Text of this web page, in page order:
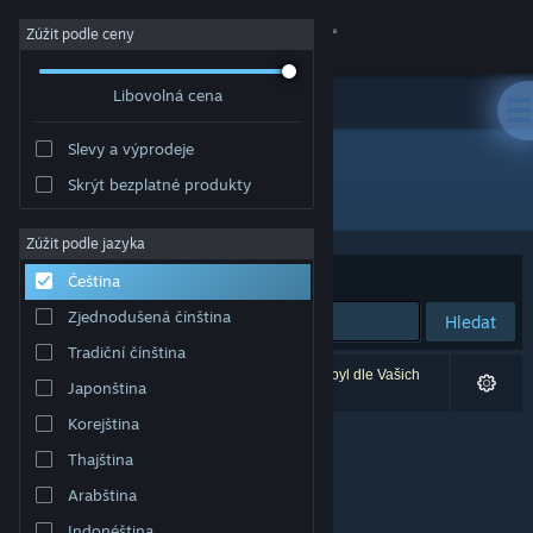
Přihlásit se
Komunita
Informace
Podpora
Změnit jazyk
Mobilní aplikace služby Steam
Desktopová verze stránky
Zúžit podle ceny
Libovolná cena
Slevy a výprodeje
Skrýt bezplatné produkty
Zúžit podle jazyka
Čeština
Zjednodušená čínština
Tradiční čínština
Japonština
Korejština
Thajština
Arabština
Vydavatel: gurkenlabs
Seřadit podle
Hledat
Vašemu zadání odpovídá 0 výsledků. 1 produkt byl dle Vašich
předvoleb vyloučen z výsledků vyhledávání.